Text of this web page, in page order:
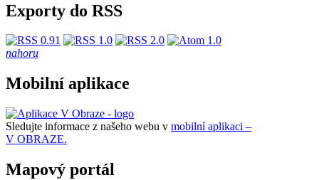
Exporty do RSS
nahoru
Mobilní aplikace
Sledujte informace z našeho webu v mobilní aplikaci –
V OBRAZE.
Mapový portál